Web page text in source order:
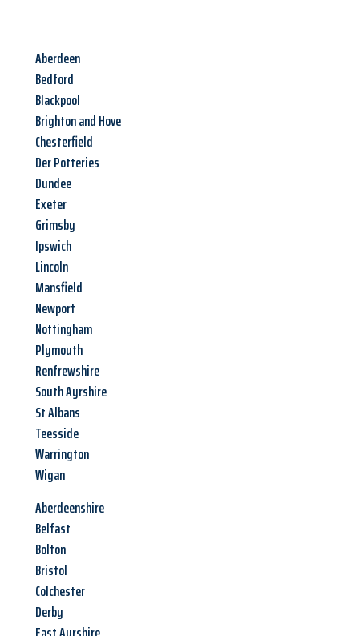
Aberdeen
Bedford
Blackpool
Brighton and Hove
Chesterfield
Der Potteries
Dundee
Exeter
Grimsby
Ipswich
Lincoln
Mansfield
Newport
Nottingham
Plymouth
Renfrewshire
South Ayrshire
St Albans
Teesside
Warrington
Wigan
Aberdeenshire
Belfast
Bolton
Bristol
Colchester
Derby